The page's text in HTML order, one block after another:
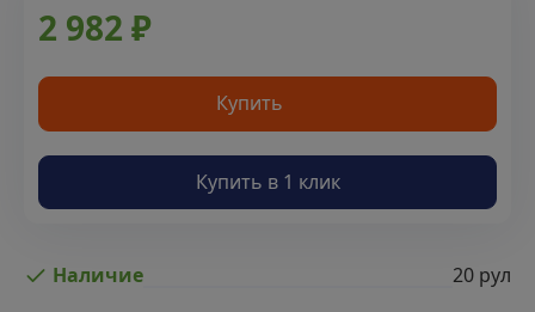
2 982 ₽
Купить
Купить в 1 клик
Наличие
20 рул